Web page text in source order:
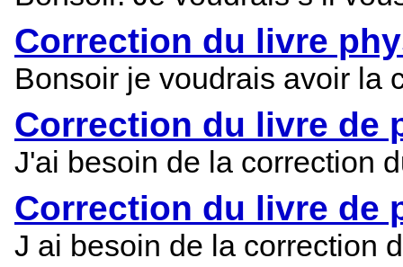
Correction du livre
Bonsoir je voudrais avoir la
Correction du livre de
J'ai besoin de la correction
Correction du livre de
J ai besoin de la correction